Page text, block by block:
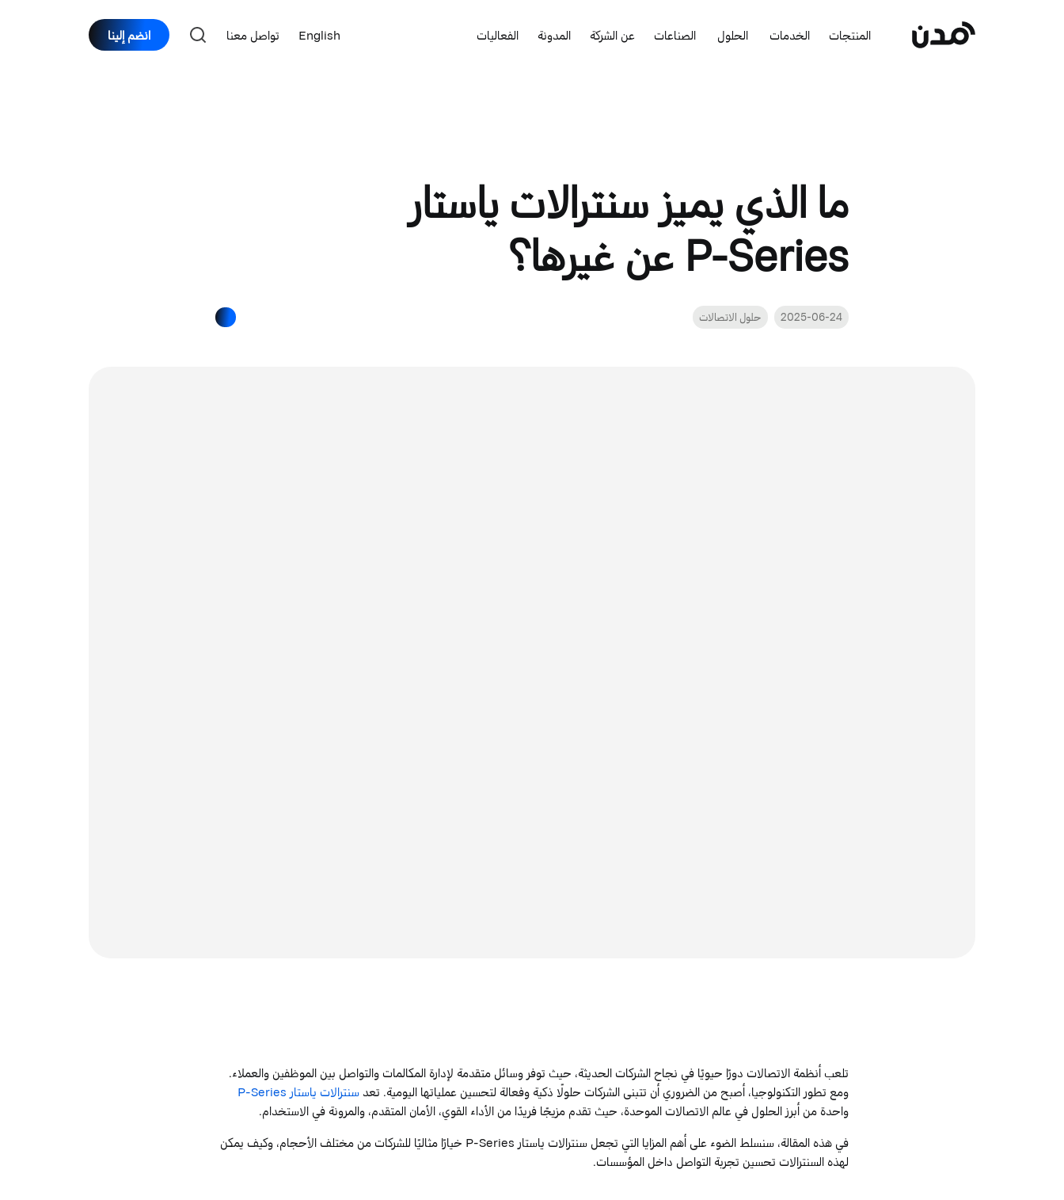
المنتجات الخدمات الحلول الصناعات عن الشركة المدونة الفعاليات English تواصل معنا انضم إلينا
ما الذي يميز سنترالات ياستار
P-Series عن غيرها؟
2025-06-24 حلول الاتصالات
تلعب أنظمة الاتصالات دورًا حيويًا في نجاح الشركات الحديثة، حيث توفر وسائل متقدمة لإدارة المكالمات والتواصل بين الموظفين والعملاء.
ومع تطور التكنولوجيا، أصبح من الضروري أن تتبنى الشركات حلولًا ذكية وفعالة لتحسين عملياتها اليومية. تعدسنترالاتياستارP-Series
واحدة من أبرز الحلول في عالم الاتصالات الموحدة، حيث تقدم مزيجًا فريدًا من الأداء القوي، الأمان المتقدم، والمرونة في الاستخدام.
في هذه المقالة، سنسلط الضوء على أهم المزايا التي تجعلسنترالاتياستارP-Seriesخيارًا مثاليًا للشركات من مختلف الأحجام، وكيف يمكن
لهذه السنترالات تحسين تجربة التواصل داخل المؤسسات.